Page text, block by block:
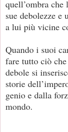
quell’ombra che
sue debolezze e
a lui più vicine
Quando i suoi
fare tutto ciò
debole si
storie
genio e dalla
mondo.